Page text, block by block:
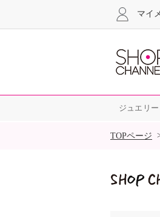
マイ
ジュエリー
SALE
TOPページ